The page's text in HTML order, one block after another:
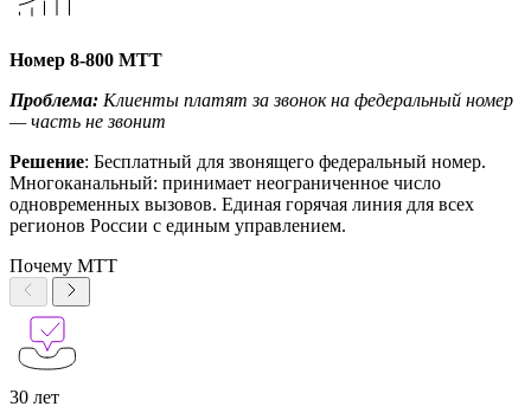
Номер 8-800 МТТ
Проблема: Клиенты платят за звонок на федеральный номер
— часть не звонит
Решение: Бесплатный для звонящего федеральный номер.
Многоканальный: принимает неограниченное число
одновременных вызовов. Единая горячая линия для всех
регионов России с единым управлением.
Почему МТТ
30 лет